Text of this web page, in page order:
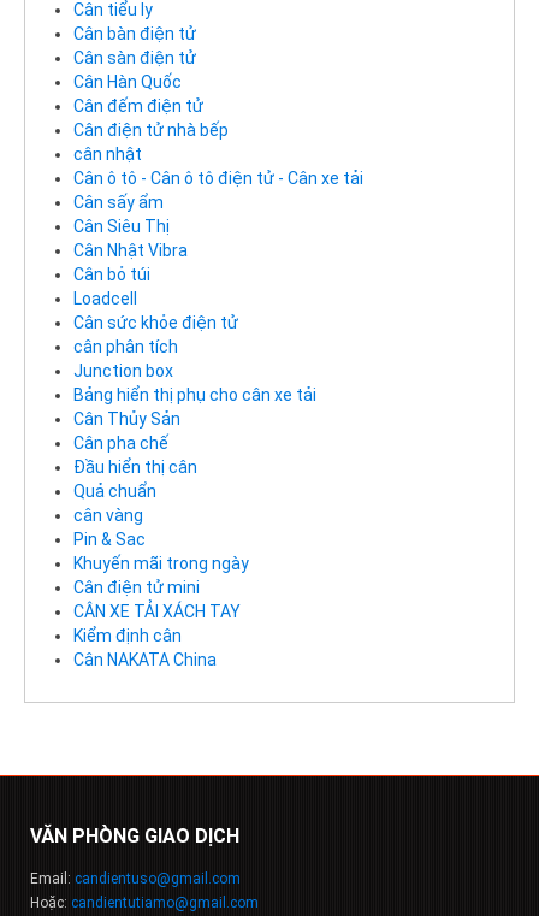
Cân tiểu ly
Cân bàn điện tử
Cân sàn điện tử
Cân Hàn Quốc
Cân đếm điện tử
Cân điện tử nhà bếp
cân nhật
Cân ô tô - Cân ô tô điện tử - Cân xe tải
Cân sấy ẩm
Cân Siêu Thị
Cân Nhật Vibra
Cân bỏ túi
Loadcell
Cân sức khỏe điện tử
cân phân tích
Junction box
Bảng hiển thị phụ cho cân xe tải
Cân Thủy Sản
Cân pha chế
Đầu hiển thị cân
Quả chuẩn
cân vàng
Pin & Sac
Khuyến mãi trong ngày
Cân điện tử mini
CÂN XE TẢI XÁCH TAY
Kiểm định cân
Cân NAKATA China
VĂN PHÒNG GIAO DỊCH
Email: candientuso@gmail.com
Hoặc: candientutiamo@gmail.com